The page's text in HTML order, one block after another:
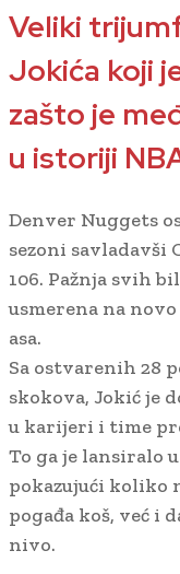
Veliki
Jokića koji
zašto je
u istoriji
Denver Nuggets
sezoni savladavši
106. Pažnja svih
usmerena na
asa.
Sa ostvarenih 28
skokova, Jokić je
u karijeri i time
To ga je lansiralo
pokazujući koliko
pogađa koš, već i
nivo.